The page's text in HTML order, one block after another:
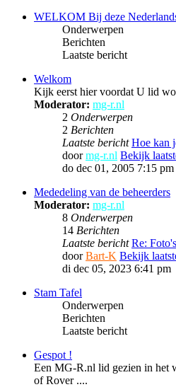
WELKOM Bij deze
Onderwerpen
Berichten
Laatste bericht
Welkom
Kijk eerst hier voordat U lid
Moderator: mg-r.nl
2 Onderwerpen
2 Berichten
Laatste bericht Hoe kan
doormg-r.nl Bekijk
do dec 01, 2005 7:15 pm
Mededeling van de beheerders
Moderator: mg-r.nl
8 Onderwerpen
14 Berichten
Laatste bericht Re:
doorBart-K Bekijk
di dec 05, 2023 6:41 pm
Stam Tafel
Onderwerpen
Berichten
Laatste bericht
Gespot !
Een MG-R.nl lid gezien in het
of Rover ....